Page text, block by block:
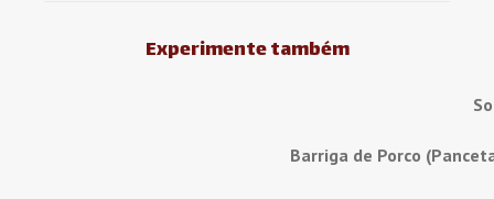
Experimente também
Barriga de Porco